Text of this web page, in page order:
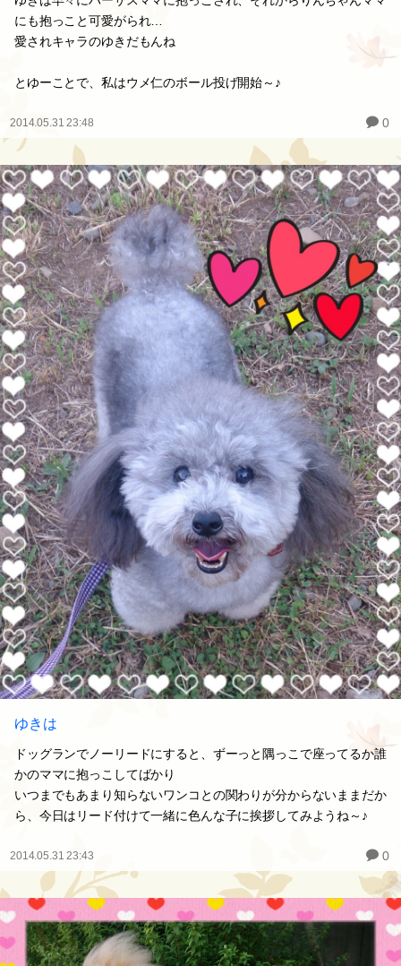
にも抱っこと可愛がられ…
愛されキャラのゆきだもんね
とゆーことで、私はウメ仁のボール投げ開始～♪
2014.05.31 23:48 0
ゆきは
ドッグランでノーリードにすると、ずーっと隅っこで座ってるか誰
かのママに抱っこしてばかり
いつまでもあまり知らないワンコとの関わりが分からないままだか
ら、今日はリード付けて一緒に色んな子に挨拶してみようね～♪
2014.05.31 23:43 0